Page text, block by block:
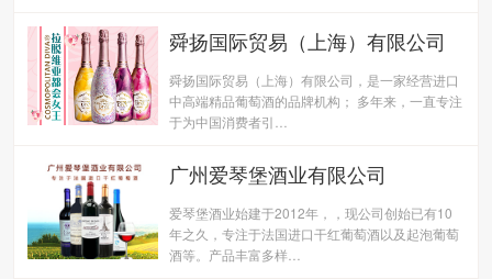
舜扬国际贸易（上海）有限公司
舜扬国际贸易（上海）有限公司，是一家经营进口
中高端精品葡萄酒的品牌机构； 多年来，一直专注
于为中国消费者引…
广州爱琴堡酒业有限公司
爱琴堡酒业始建于2012年，，现公司创始已有10
年之久，专注于法国进口干红葡萄酒以及起泡葡萄
酒等。产品丰富多样…